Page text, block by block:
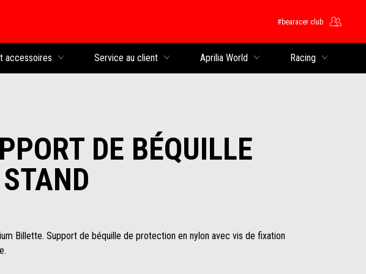
#bearacer club
accessoires Service au client Aprilia World Racing
DE BÉQUILLE
Billette. Support de béquille de protection en nylon avec vis de fixation